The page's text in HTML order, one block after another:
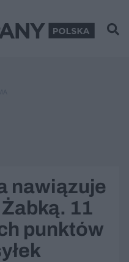
nawiązuje
11
punktów